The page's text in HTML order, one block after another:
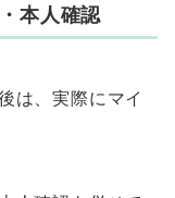
本人確認
は、実際にマイ